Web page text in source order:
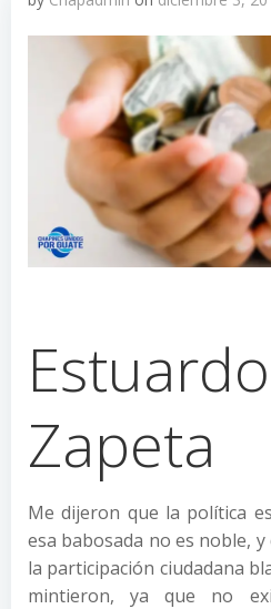
Estuardo
Zapeta
Me dijeron que la política
esa babosada no es noble,
la participación ciudadana
mintieron, ya que no